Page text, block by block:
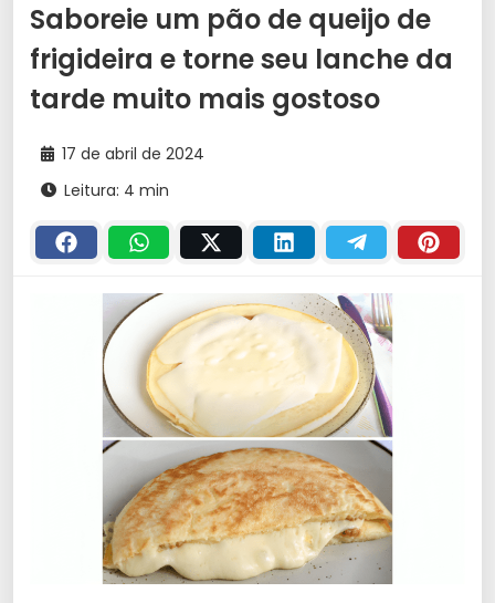
Saboreie um pão de queijo de
frigideira e torne seu lanche da
tarde muito mais gostoso
17 de abril de 2024
Leitura: 4 min